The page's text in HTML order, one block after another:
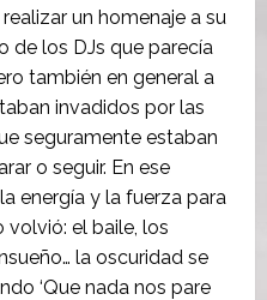
un homenaje a su
de los DJs que parecía
también en general a
invadidos por las
seguramente estaban
o seguir. En ese
energía y la fuerza para
volvió: el baile, los
la oscuridad se
‘Que nada nos pare